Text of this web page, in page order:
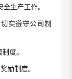
生产工作。
实遵守公司制
度。
励制度。